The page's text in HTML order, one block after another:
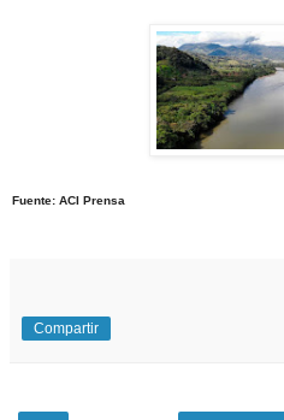
Fuente: ACI Prensa
Compartir